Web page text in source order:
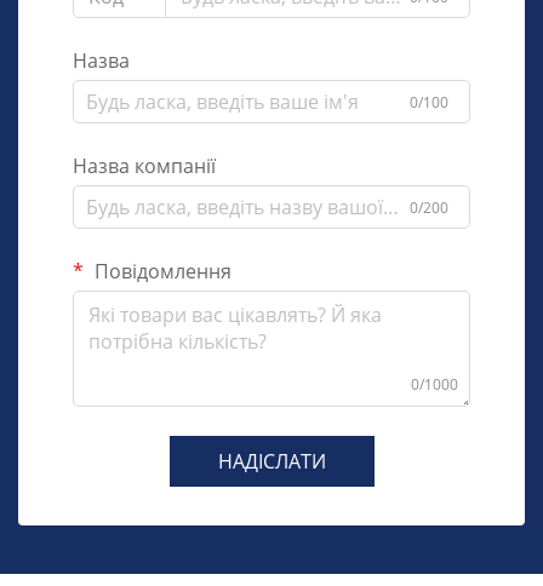
Назва
0/100
Назва компанії
0/200
Повідомлення
0/1000
НАДІСЛАТИ